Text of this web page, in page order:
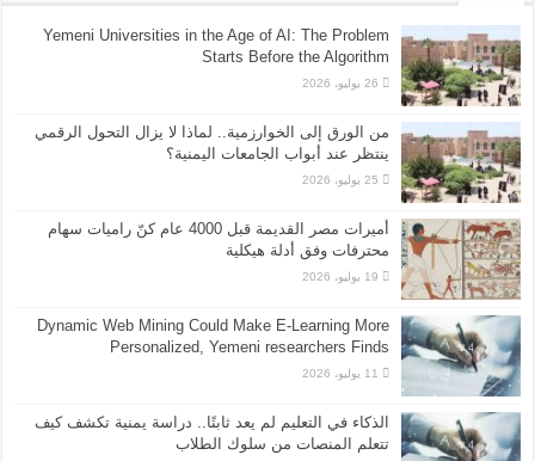
Yemeni Universities in the Age of AI: The Problem
Starts Before the Algorithm
26 يوليو، 2026
من الورق إلى الخوارزمية.. لماذا لا يزال التحول الرقمي
ينتظر عند أبواب الجامعات اليمنية؟
25 يوليو، 2026
أميرات مصر القديمة قبل 4000 عام كنّ راميات سهام
محترفات وفق أدلة هيكلية
19 يوليو، 2026
Dynamic Web Mining Could Make E-Learning More
Personalized, Yemeni researchers Finds
11 يوليو، 2026
الذكاء في التعليم لم يعد ثابتًا.. دراسة يمنية تكشف كيف
تتعلم المنصات من سلوك الطلاب